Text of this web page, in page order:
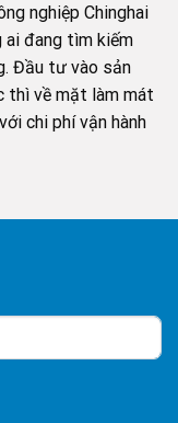
nghiệp Chinghai
ai đang tìm kiếm
Đầu tư vào sản
thì về mặt làm mát
chi phí vận hành